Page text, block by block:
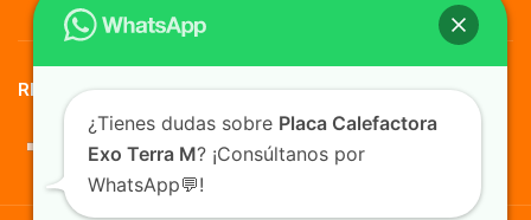
REDES SOCIALES
TusMascotas.cl
¿Tienes dudas sobre Placa Calefactora
Exo Terra M? ¡Consúltanos por
WhatsApp💬!